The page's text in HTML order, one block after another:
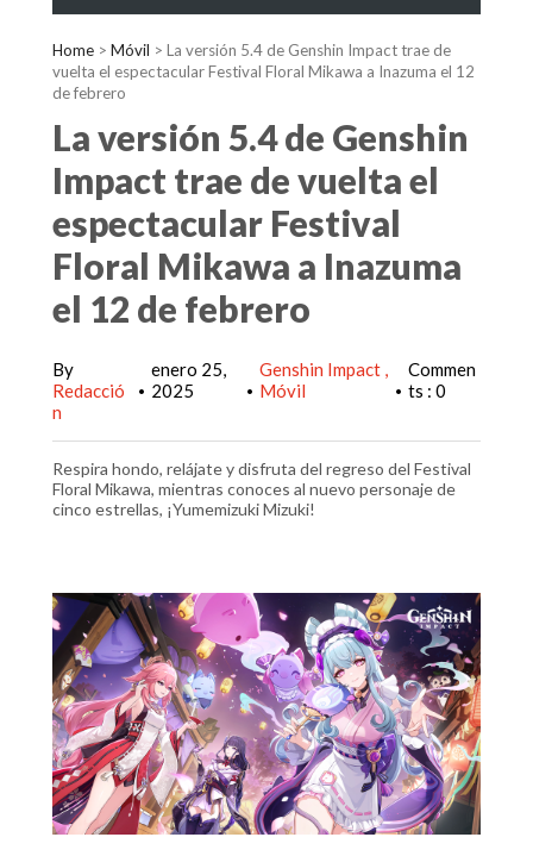
Home > Móvil > La versión 5.4 de Genshin Impact trae de
vuelta el espectacular Festival Floral Mikawa a Inazuma el 12
de febrero
La versión 5.4 de Genshin
Impact trae de vuelta el
espectacular Festival
Floral Mikawa a Inazuma
el 12 de febrero
By
Redacció
n
•
enero 25,
2025
•
Genshin Impact
Móvil
•
Commen
ts : 0
Respira hondo, relájate y disfruta del regreso del Festival
Floral Mikawa, mientras conoces al nuevo personaje de
cinco estrellas, ¡Yumemizuki Mizuki!